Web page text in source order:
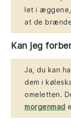
let i
at de
Kan jeg
Ja, du kan
dem i
omeletten.
morgenmad